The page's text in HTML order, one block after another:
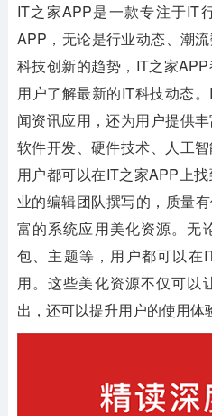
IT之家APP是一款专注于IT
APP，无论是行业动态、潮
科技创新的趋势，IT之家
用户了解最新的IT科技动态
闻资讯应用，还为用户提供
软件开发、硬件技术、人工
用户都可以在IT之家APP上
业的编辑团队撰写的，质量
富的系统应用美化资源。无
包、主题等，用户都可以在
用。这些美化资源不仅可以
出，还可以提升用户的使用体